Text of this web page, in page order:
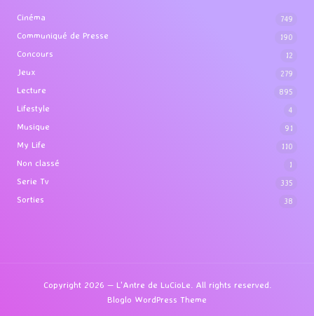
Cinéma 749
Communiqué de Presse 190
Concours 12
Jeux 279
Lecture 895
Lifestyle 4
Musique 91
My Life 110
Non classé 1
Serie Tv 335
Sorties 38
Copyright 2026 — L'Antre de LuCioLe. All rights reserved.
Bloglo WordPress Theme